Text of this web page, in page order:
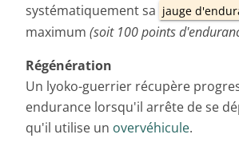
systématiquement sa jauge
maximum (soit 100 points
Régénération
Un lyoko-guerrier récupère
endurance lorsqu'il arrête de se
qu'il utilise un overvéhicule.